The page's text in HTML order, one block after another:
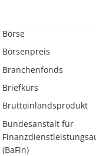
Börse
Börsenpreis
Branchenfonds
Briefkurs
Bruttoinlandsprodukt
Bundesanstalt für
(BaFin)